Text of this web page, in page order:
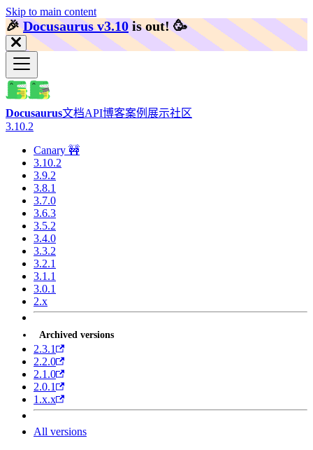
Skip to main content
🎉️Docusaurus v3.10 is out! 🥳️
Docusaurus文档API博客案例展示社区
3.10.2
Canary 🚧
3.10.2
3.9.2
3.8.1
3.7.0
3.6.3
3.5.2
3.4.0
3.3.2
3.2.1
3.1.1
3.0.1
2.x
Archived versions
2.3.1
2.2.0
2.1.0
2.0.1
1.x.x
All versions